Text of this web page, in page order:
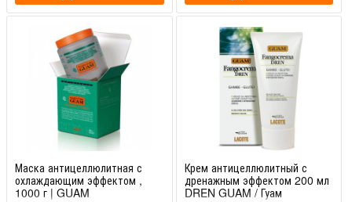
Маска антицеллюлитная с
охлаждающим эффектом ,
1000 г | GUAM
Крем антицеллюлитный с
дренажным эффектом 200 мл
DREN GUAM / Гуам